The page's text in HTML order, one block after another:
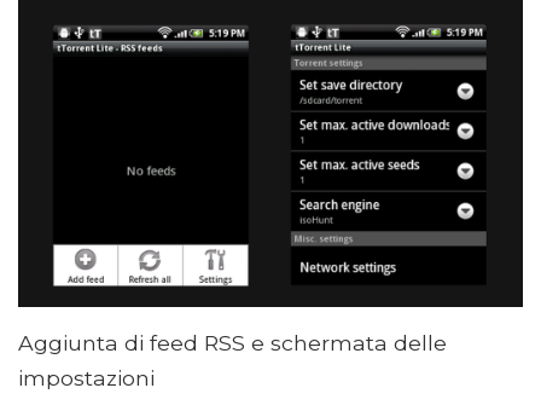
Aggiunta di feed RSS e schermata delle
impostazioni